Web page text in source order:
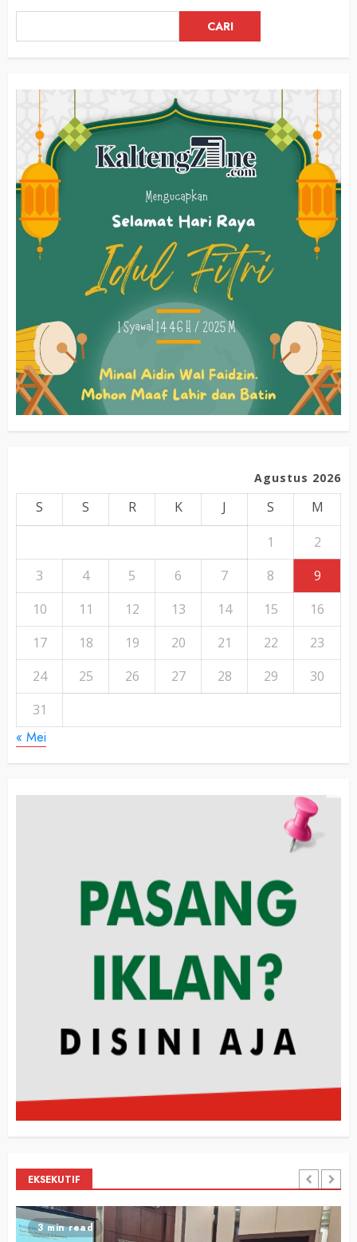
CARI
Agustus 2026
S S R K J S
M
1
2
3
4 5 6 7 8
9
10
11 12 13 14 15
16
17
18 19 20 21 22
23
24
25 26 27 28 29
30
31
« Mei
EKSEKUTIF
2 min read